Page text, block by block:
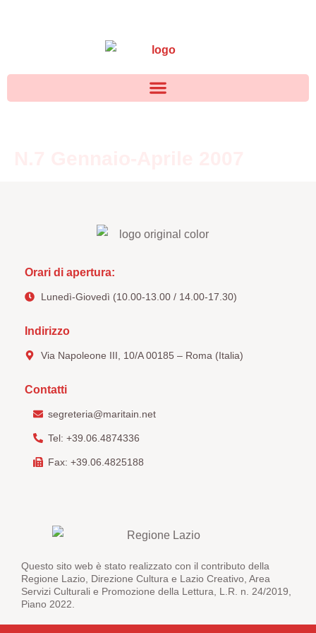
Orari di apertura:
Lunedì-Giovedì (10.00-13.00 / 14.00-17.30)
Indirizzo
Via Napoleone III, 10/A 00185 – Roma (Italia)
Contatti
segreteria@maritain.net
Tel: +39.06.4874336
Fax: +39.06.4825188
Questo sito web è stato realizzato con il contributo della
Regione Lazio, Direzione Cultura e Lazio Creativo, Area
Servizi Culturali e Promozione della Lettura, L.R. n. 24/2019,
Piano 2022.